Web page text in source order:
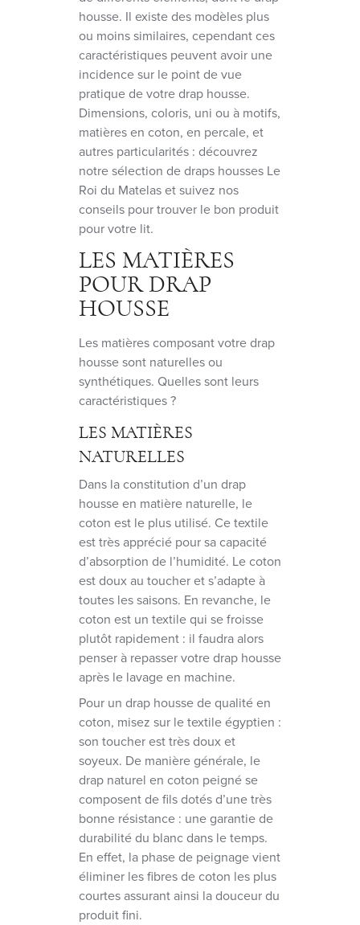
housse. Il existe des modèles plus
ou moins similaires, cependant ces
caractéristiques peuvent avoir une
incidence sur le point de vue
pratique de votre drap housse.
Dimensions, coloris, uni ou à motifs,
matières en coton, en percale, et
autres particularités : découvrez
notre sélection de draps housses Le
Roi du Matelas et suivez nos
conseils pour trouver le bon produit
pour votre lit.
LES MATIÈRES
POUR DRAP
HOUSSE
Les matières composant votre drap
housse sont naturelles ou
synthétiques. Quelles sont leurs
caractéristiques ?
LES MATIÈRES
NATURELLES
Dans la constitution d’un drap
housse en matière naturelle, le
coton est le plus utilisé. Ce textile
est très apprécié pour sa capacité
d’absorption de l’humidité. Le coton
est doux au toucher et s’adapte à
toutes les saisons. En revanche, le
coton est un textile qui se froisse
plutôt rapidement : il faudra alors
penser à repasser votre drap housse
après le lavage en machine.
Pour un drap housse de qualité en
coton, misez sur le textile égyptien :
son toucher est très doux et
soyeux. De manière générale, le
drap naturel en coton peigné se
composent de fils dotés d’une très
bonne résistance : une garantie de
durabilité du blanc dans le temps.
En effet, la phase de peignage vient
éliminer les fibres de coton les plus
courtes assurant ainsi la douceur du
produit fini.